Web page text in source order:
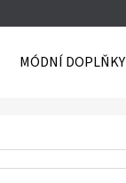
MÓDNÍ DOPLŇKY